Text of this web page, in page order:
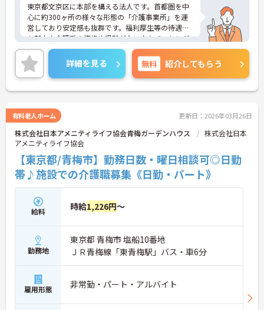
東京都文京区に本部を構える法人です。首都圏を中
心に約300ヶ所の様々な形態の「介護事業所」を運
営しており安定感も抜群です。福利厚生等の待遇面
も魅力♪介護系の資格や経験がない方もチャレンジ
OK◎資格取得支援もあり働きながらスキルアップも
目指します。ご興味ある方には、面接対策ポイント
など、さらに詳細をお話しいたしますのでお気軽に
ご相談ください！
詳細を見る 無料 紹介してもらう
有料老人ホーム 更新日：2026年03月26日
株式会社日本アメニティライフ協会青梅ガーデンハウス
株式会社日本
アメニティライフ協会
【東京都/青梅市】勤務日数・曜日相談可◎日勤
帯♪施設での介護職募集《日勤・パート》
給料 時給1,226円～
勤務地
東京都 青梅市 塩船10番地
ＪＲ青梅線「東青梅駅」バス・車6分
雇用形態 非常勤・パート・アルバイト